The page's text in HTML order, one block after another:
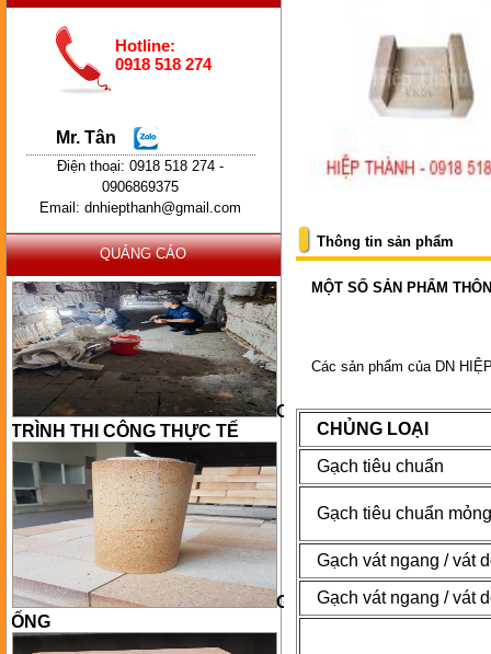
Hotline:
0918 518 274
Mr. Tân
Điện thoại: 0918 518 274 -
0906869375
Email: dnhiepthanh@gmail.com
QUẢNG CÁO
TRÌNH THI CÔNG THỰC TẾ
GẠCH
ỐNG
Thông tin sản phẩm
MỘT SỐ SẢN PHẨM
Các sản phẩm của DN
CHỦNG LOẠI
Gạch tiêu chuẩn
Gạch tiêu chuẩn
Gạch vát ngang / vát
Gạch vát ngang / vát